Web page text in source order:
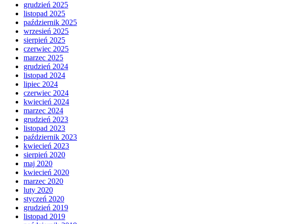
grudzień 2025
listopad 2025
październik 2025
wrzesień 2025
sierpień 2025
czerwiec 2025
marzec 2025
grudzień 2024
listopad 2024
lipiec 2024
czerwiec 2024
kwiecień 2024
marzec 2024
grudzień 2023
listopad 2023
październik 2023
kwiecień 2023
sierpień 2020
maj 2020
kwiecień 2020
marzec 2020
luty 2020
styczeń 2020
grudzień 2019
listopad 2019